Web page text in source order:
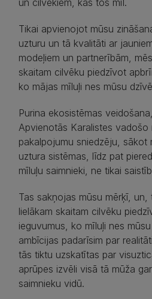
un cilvēkiem, kas tos mīl.
Tikai apvienojot mūsu
uzturu un tā kvalitāti ar
modeļiem un partnerībām,
skaitam cilvēku piedzīvot
ko mājas mīluļi nes mūsu
Purina ekosistēmas
Apvienotās Karalistes vadošo
pakalpojumu sniedzēju, sākot
uztura sistēmas, līdz pat
mīluļu saimnieki, ne tikai
Tas sakņojas mūsu mērķī, un,
lielākam skaitam cilvēku
ieguvumus, ko mīluļi nes
ambīcijas padarīsim par
tās tiktu uzskatītas par
aprūpes izvēli visā tā mūža
saimnieku vidū.